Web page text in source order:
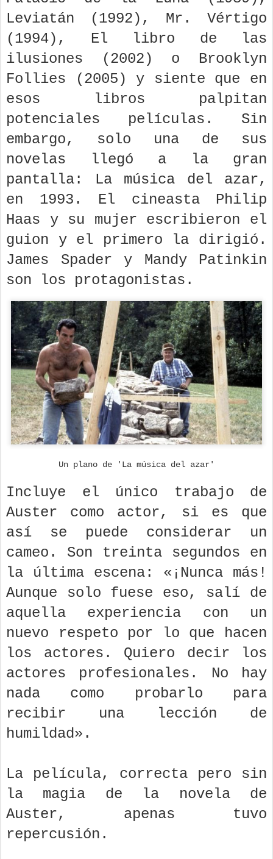
Leviatán (1992), Mr. Vértigo
(1994), El libro de las
ilusiones (2002) o Brooklyn
Follies (2005) y siente que en
esos libros palpitan
potenciales películas. Sin
embargo, solo una de sus
novelas llegó a la gran
pantalla: La música del azar,
en 1993. El cineasta Philip
Haas y su mujer escribieron el
guion y el primero la dirigió.
James Spader y Mandy Patinkin
son los protagonistas.
Un plano de 'La música del azar'
Incluye el único trabajo de
Auster como actor, si es que
así se puede considerar un
cameo. Son treinta segundos en
la última escena: «¡Nunca más!
Aunque solo fuese eso, salí de
aquella experiencia con un
nuevo respeto por lo que hacen
los actores. Quiero decir los
actores profesionales. No hay
nada como probarlo para
recibir una lección de
humildad».
La película, correcta pero sin
la magia de la novela de
Auster, apenas tuvo
repercusión.